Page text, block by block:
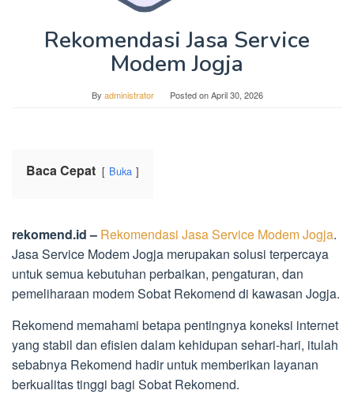
Rekomendasi Jasa Service
Modem Jogja
By administrator Posted onApril 30, 2026
Baca Cepat Buka
rekomend.id – Rekomendasi Jasa Service Modem Jogja.
Jasa Service Modem Jogja merupakan solusi terpercaya
untuk semua kebutuhan perbaikan, pengaturan, dan
pemeliharaan modem Sobat Rekomend di kawasan Jogja.
Rekomend memahami betapa pentingnya koneksi internet
yang stabil dan efisien dalam kehidupan sehari-hari, itulah
sebabnya Rekomend hadir untuk memberikan layanan
berkualitas tinggi bagi Sobat Rekomend.